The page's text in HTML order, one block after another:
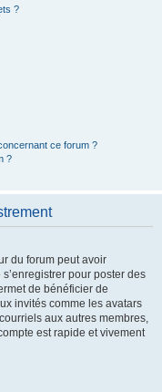
?
ce forum ?
?
du forum peut avoir
pour poster des
de bénéficier de
invités comme les avatars
aux autres membres,
est rapide et vivement